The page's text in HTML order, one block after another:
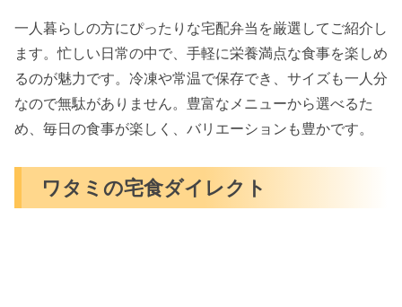
一人暮らしの方にぴったりな宅配弁当を厳選してご紹介し
ます。忙しい日常の中で、手軽に栄養満点な食事を楽しめ
るのが魅力です。冷凍や常温で保存でき、サイズも一人分
なので無駄がありません。豊富なメニューから選べるた
め、毎日の食事が楽しく、バリエーションも豊かです。
ワタミの宅食ダイレクト